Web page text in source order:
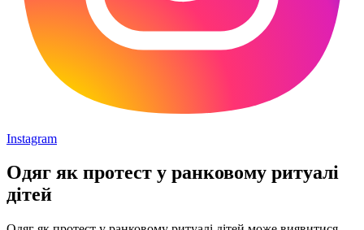
Instagram
Одяг як протест у ранковому ритуалі
дітей